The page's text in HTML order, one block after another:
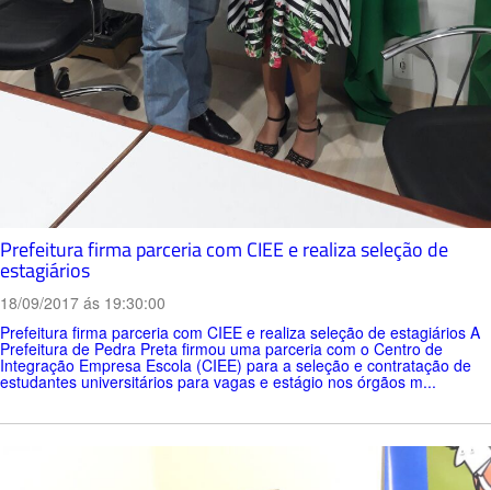
Prefeitura firma parceria com CIEE e realiza seleção de
estagiários
18/09/2017 ás 19:30:00
Prefeitura firma parceria com CIEE e realiza seleção de estagiários A
Prefeitura de Pedra Preta firmou uma parceria com o Centro de
Integração Empresa Escola (CIEE) para a seleção e contratação de
estudantes universitários para vagas e estágio nos órgãos m...